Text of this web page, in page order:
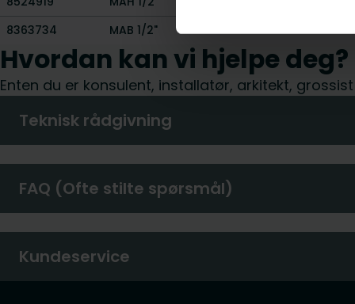
8363734
MAB 1/2" - -
Hvordan kan vi hjelpe deg?
Enten du er konsulent, installatør, arkitekt,
Teknisk rådgivning
FAQ (Ofte stilte spørsmål)
Kundeservice